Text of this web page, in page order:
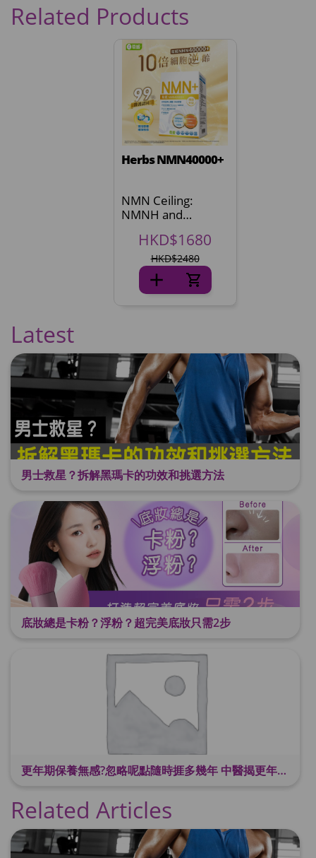
Related Products
Herbs NMN40000+
NMN Ceiling:
NMNH and
times Cellular
Rejuvenation^
HKD$1680
HKD$2480
Latest
男士救星？拆解黑瑪卡的功效和挑選方法
底妝總是卡粉？浮粉？超完美底妝只需2步
更年期保養無感?忽略呢點隨時捱多幾年 中醫揭更年保養關鍵 輕鬆舒適渡過更年期
Related Articles